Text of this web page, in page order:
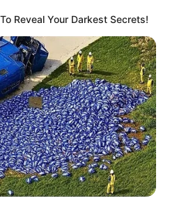
Reveal Your Darkest Secrets!